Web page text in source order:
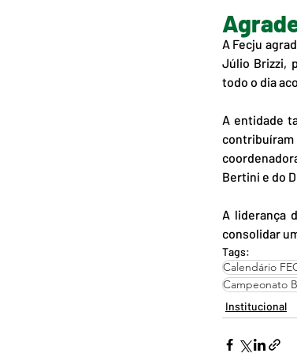
A Fecju
Júlio Brizzi,
todo o dia
A entidade
Bertini e do
A liderança
consolidar
Tags:
Calendário
Campeonato
Institucional